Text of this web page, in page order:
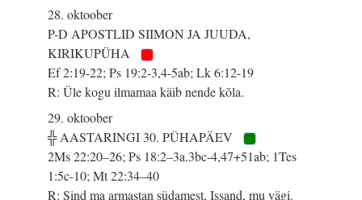
28. oktoober
P-D APOSTLID SIIMON JA JUUDA,
KIRIKUPÜHA
Ef 2:19-22; Ps 19:2-3,4-5ab; Lk 6:12-19
R: Üle kogu ilmamaa käib nende kõla.
29. oktoober
╬ AASTARINGI 30. PÜHAPÄEV
2Ms 22:20–26; Ps 18:2–3a.3bc-4,47+51ab; 1Tes
1:5c-10; Mt 22:34–40
R: Sind ma armastan südamest, Issand, mu vägi.